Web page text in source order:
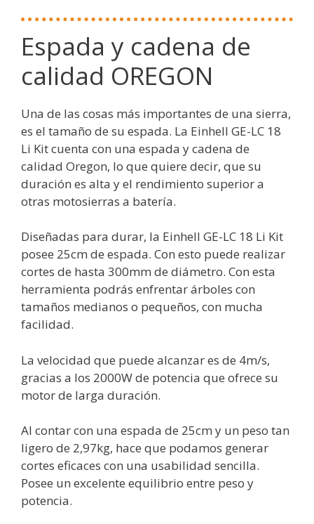
Espada y cadena de
calidad OREGON
Una de las cosas más importantes de una sierra,
es el tamaño de su espada. La Einhell GE-LC 18
Li Kit cuenta con una espada y cadena de
calidad Oregon, lo que quiere decir, que su
duración es alta y el rendimiento superior a
otras motosierras a batería.
Diseñadas para durar, la Einhell GE-LC 18 Li Kit
posee 25cm de espada. Con esto puede realizar
cortes de hasta 300mm de diámetro. Con esta
herramienta podrás enfrentar árboles con
tamaños medianos o pequeños, con mucha
facilidad.
La velocidad que puede alcanzar es de 4m/s,
gracias a los 2000W de potencia que ofrece su
motor de larga duración.
Al contar con una espada de 25cm y un peso tan
ligero de 2,97kg, hace que podamos generar
cortes eficaces con una usabilidad sencilla.
Posee un excelente equilibrio entre peso y
potencia.